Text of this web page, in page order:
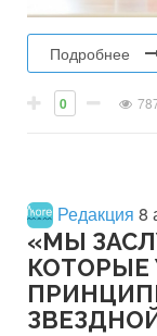
Подробнее
0
Редакция 8
«МЫ
КОТОРЫЕ